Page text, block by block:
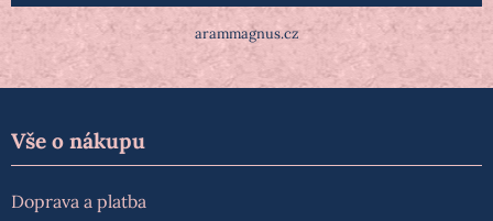
arammagnus.cz
Vše o nákupu
Doprava a platba